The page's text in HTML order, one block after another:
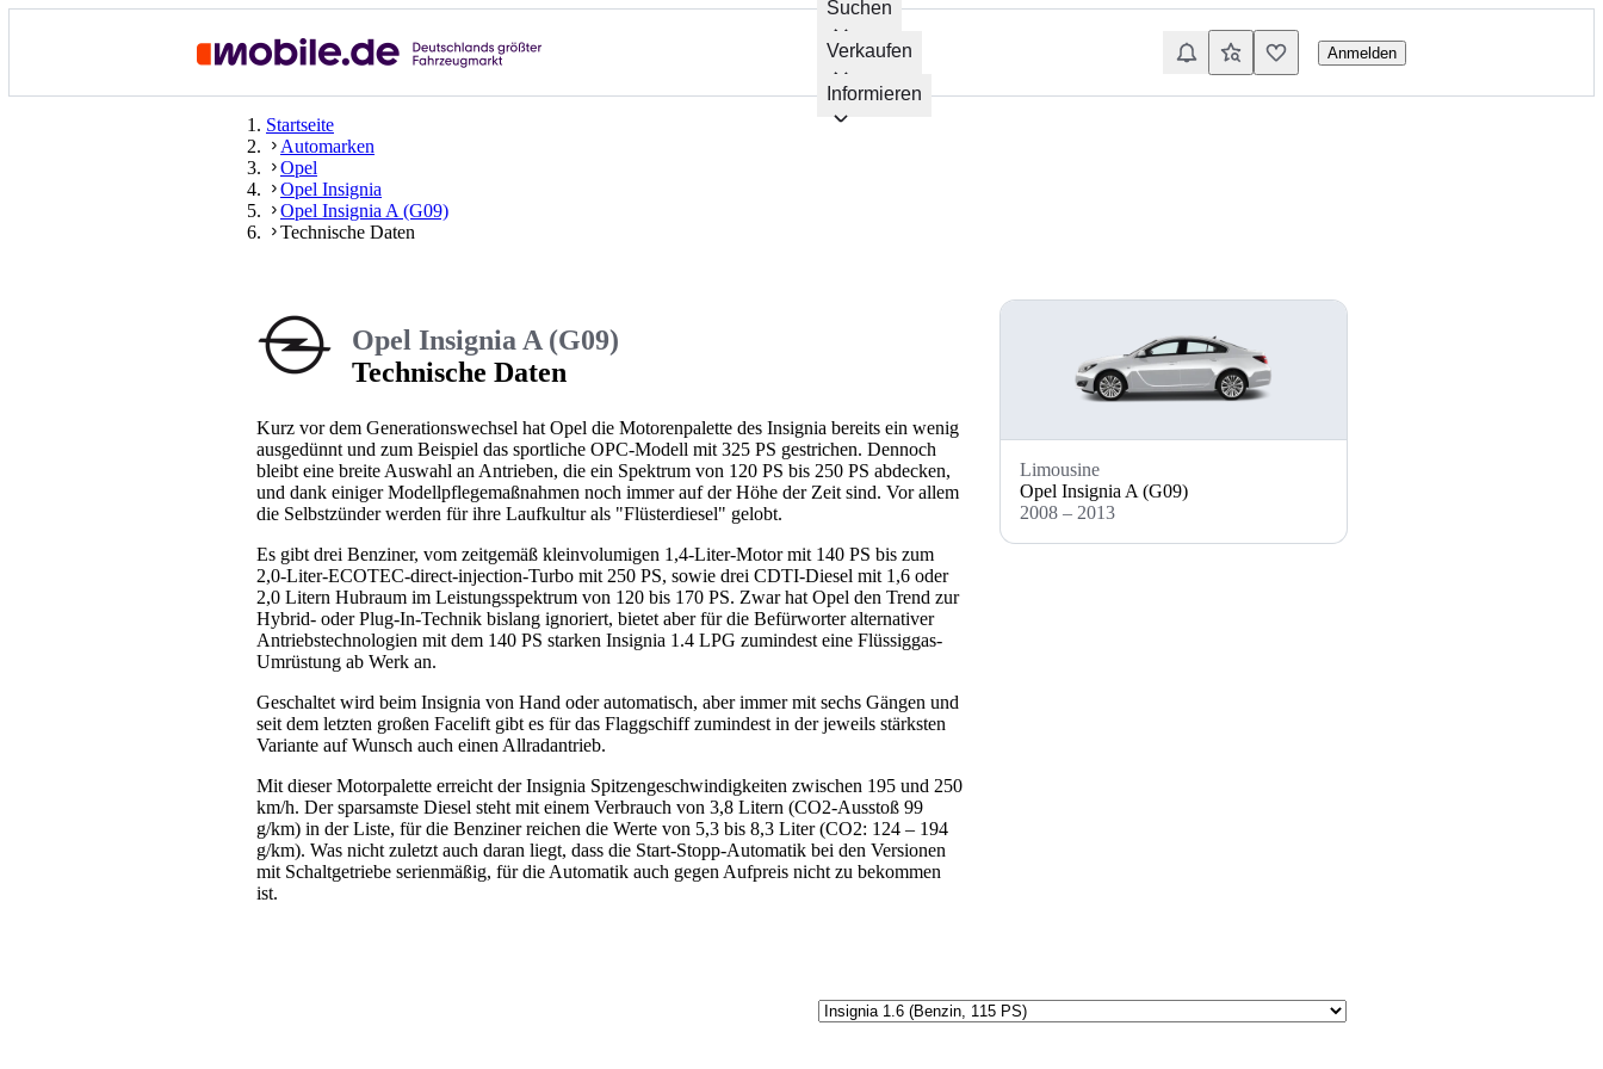
Suchen
Verkaufen
Informieren
Anmelden
Startseite
Automarken
Opel
Opel Insignia
Opel Insignia A (G09)
Technische Daten
Opel Insignia A (G09)
Technische Daten
Kurz vor dem Generationswechsel hat Opel die Motorenpalette des Insignia bereits ein wenig
ausgedünnt und zum Beispiel das sportliche OPC-Modell mit 325 PS gestrichen. Dennoch
bleibt eine breite Auswahl an Antrieben, die ein Spektrum von 120 PS bis 250 PS abdecken,
und dank einiger Modellpflegemaßnahmen noch immer auf der Höhe der Zeit sind. Vor allem
die Selbstzünder werden für ihre Laufkultur als "Flüsterdiesel" gelobt.
Es gibt drei Benziner, vom zeitgemäß kleinvolumigen 1,4-Liter-Motor mit 140 PS bis zum
2,0-Liter-ECOTEC-direct-injection-Turbo mit 250 PS, sowie drei CDTI-Diesel mit 1,6 oder
2,0 Litern Hubraum im Leistungsspektrum von 120 bis 170 PS. Zwar hat Opel den Trend zur
Hybrid- oder Plug-In-Technik bislang ignoriert, bietet aber für die Befürworter alternativer
Antriebstechnologien mit dem 140 PS starken Insignia 1.4 LPG zumindest eine Flüssiggas-
Umrüstung ab Werk an.
Geschaltet wird beim Insignia von Hand oder automatisch, aber immer mit sechs Gängen und
seit dem letzten großen Facelift gibt es für das Flaggschiff zumindest in der jeweils stärksten
Variante auf Wunsch auch einen Allradantrieb.
Mit dieser Motorpalette erreicht der Insignia Spitzengeschwindigkeiten zwischen 195 und 250
km/h. Der sparsamste Diesel steht mit einem Verbrauch von 3,8 Litern (CO2-Ausstoß 99
g/km) in der Liste, für die Benziner reichen die Werte von 5,3 bis 8,3 Liter (CO2: 124 – 194
g/km). Was nicht zuletzt auch daran liegt, dass die Start-Stopp-Automatik bei den Versionen
mit Schaltgetriebe serienmäßig, für die Automatik auch gegen Aufpreis nicht zu bekommen
ist.
Limousine
Opel Insignia A (G09)
2008 – 2013